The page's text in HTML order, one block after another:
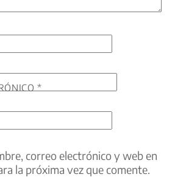
*
correo electrónico y web en
la próxima vez que comente.